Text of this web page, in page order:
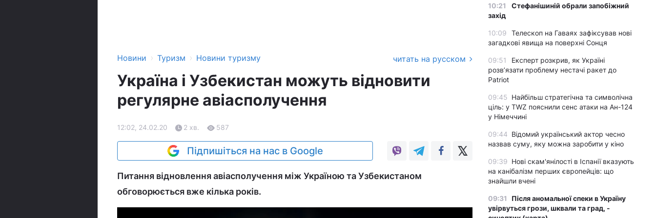
Новини › Туризм › Новини туризму читать на русском
Україна і Узбекистан можуть відновити
регулярне авіасполучення
12:02, 24.02.20 2 хв. 587
Підпишіться на нас в Google
Питання відновлення авіасполучення між Україною та Узбекистаном
обговорюється вже кілька років.
10:21
Стефанішиній обрали запобіжний
захід
10:09
Телескоп на Гаваях зафіксував нові
загадкові явища на поверхні Сонця
09:51
Експерт розкрив, як Україні
розвʼязати проблему нестачі ракет до
Patriot
09:45 Найбільш стратегічна та символічна
ціль: у TWZ пояснили сенс атаки на Ан-124
у Німеччині
09:44 Відомий український актор чесно
назвав суму, яку можна заробити у кіно
09:39 Нові скам'янілості в Іспанії вказують
на канібалізм перших європейців: що
знайшли вчені
09:31
Після аномальної спеки в Україну
увірвуться грози, шквали та град, -